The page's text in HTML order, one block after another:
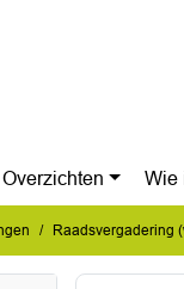
Overzichten Wie
Raadsvergadering